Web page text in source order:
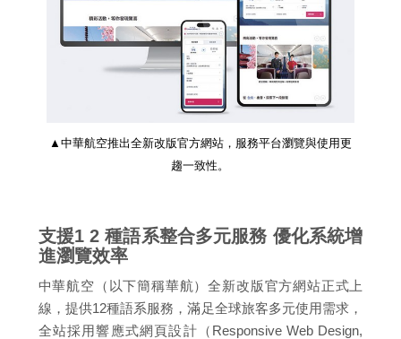
▲中華航空推出全新改版官方網站，服務平台瀏覽與使用更
趨一致性。
支援1 2 種語系整合多元服務 優化系統增
進瀏覽效率
中華航空（以下簡稱華航）全新改版官方網站正式上
線，提供12種語系服務，滿足全球旅客多元使用需求，
全站採用響應式網頁設計（Responsive Web Design,